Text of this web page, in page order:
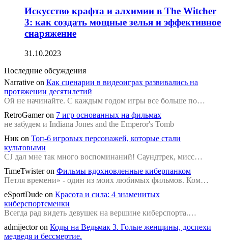
Искусство крафта и алхимии в The Witcher
3: как создать мощные зелья и эффективное
снаряжение
31.10.2023
Последние обсуждения
Narrative on Как сценарии в видеоиграх развивались на
протяжении десятилетий
Ой не начинайте. С каждым годом игры все больше по…
RetroGamer on 7 игр основанных на фильмах
не забудем и Indiana Jones and the Emperor's Tomb
Ник on Топ-6 игровых персонажей, которые стали
культовыми
CJ дал мне так много воспоминаний! Саундтрек, мисс…
TimeTwister on Фильмы вдохновленные киберпанком
Петля времени» - один из моих любимых фильмов. Ком…
eSportDude on Красота и сила: 4 знаменитых
киберспортсменки
Всегда рад видеть девушек на вершине киберспорта.…
admijector on Коды на Ведьмак 3. Голые женщины, доспехи
медведя и бессмертие.